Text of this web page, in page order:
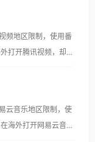
频地区限制，使用番
及版权限制问题，且
云音乐地区限制，使